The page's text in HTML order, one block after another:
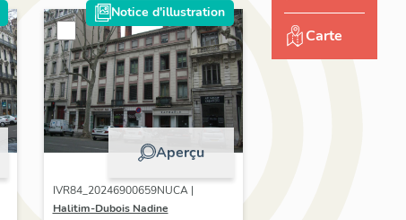
Notice d'illustration
Aperçu
IVR84_20246900659NUCA |
Halitim-Dubois Nadine
Carte